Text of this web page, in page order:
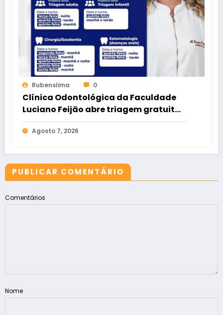
Rubenslima 0
Clínica Odontológica da Faculdade
Luciano Feijão abre triagem gratuita
para crianças e adultos
Agosto 7, 2026
PUBLICAR COMENTÁRIO
Comentários
Nome